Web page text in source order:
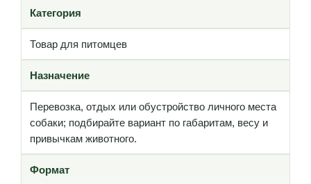
Категория
Товар для питомцев
Назначение
Перевозка, отдых или обустройство личного места
собаки; подбирайте вариант по габаритам, весу и
привычкам животного.
Формат